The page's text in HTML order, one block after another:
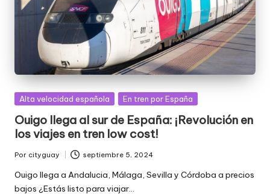
Publicada
Alta velocidad española En tren por España
Ouigo llega al sur de España: ¡Revolución en
los viajes en tren low cost!
Publicado
por
Por cityguay septiembre 5, 2024
Ouigo llega a Andalucia, Málaga, Sevilla y Córdoba a precios
bajos ¿Estás listo para viajar…